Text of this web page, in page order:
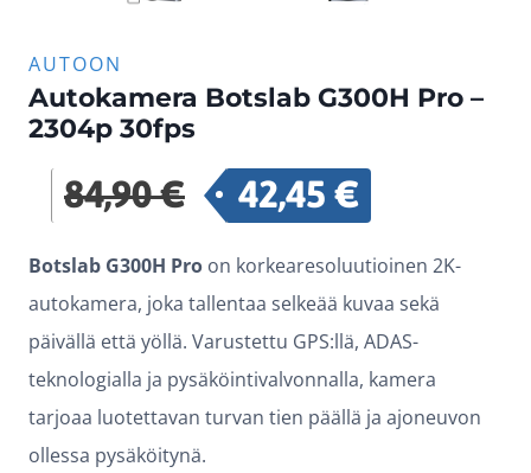
AUTOON
Autokamera Botslab G300H Pro –
2304p 30fps
84,90€ Alkuperäinen
84,90 €.
42,45€
42,45 €.
Botslab G300H Pro on korkearesoluutioinen 2K-
autokamera, joka tallentaa selkeää kuvaa sekä
päivällä että yöllä. Varustettu GPS:llä, ADAS-
teknologialla ja pysäköintivalvonnalla, kamera
tarjoaa luotettavan turvan tien päällä ja ajoneuvon
ollessa pysäköitynä.